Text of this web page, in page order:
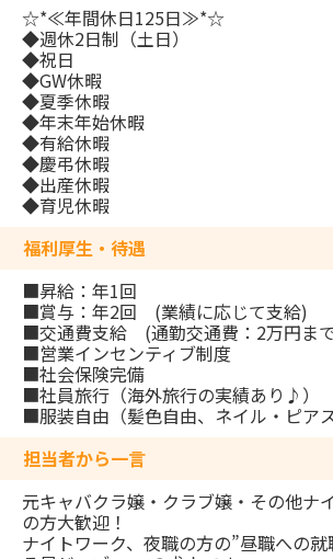
☆*≪年間休日125日≫*☆
◆週休2日制（土日）
◆祝日
◆GW休暇
◆夏季休暇
◆年末年始休暇
◆有給休暇
◆慶弔休暇
◆出産休暇
◆育児休暇
福利厚生・待遇
■昇給：年1回
■賞与：年2回 (業績に応じて支給)
■交通費支給 (通勤交通費：2万円ま
■営業インセンティブ制度
■社会保険完備
■社員旅行（海外旅行の実績あり♪）
■服装自由（髪色自由、ネイル・ピアス
担当者から一言
元キャバクラ嬢・クラブ嬢・その他ナ
の方大歓迎！
ナイトワーク、夜職の方の”昼職への